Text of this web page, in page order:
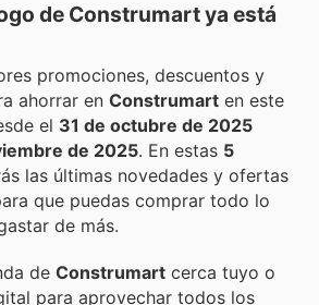
de Construmartya está
promociones, descuentos y
para ahorrar en Construmart en este
el 31 de octubre de 2025
de 2025 . En estas 5
las últimas novedades y ofertas
que puedas comprar todo lo
de más.
de Construmart cerca tuyo o
para aprovechar todos los